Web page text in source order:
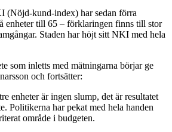
(Nöjd-kund-index) har sedan förra
enheter till 65 – förklaringen finns till stor
Staden har höjt sitt NKI med hela
som inletts med mätningarna börjar ge
och fortsätter:
enheter är ingen slump, det är resultatet
Politikerna har pekat med hela handen
område i budgeten.